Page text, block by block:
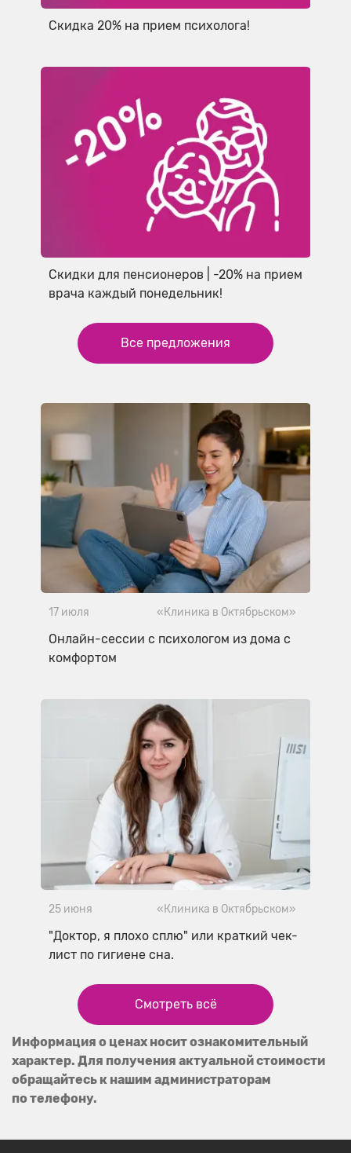
Скидка 20% на прием психолога!
Скидки для пенсионеров | -20% на прием
врача каждый понедельник!
Все предложения
17 июля «Клиника в Октябрьском»
Онлайн-сессии с психологом из дома с
комфортом
25 июня «Клиника в Октябрьском»
"Доктор, я плохо сплю" или краткий чек-
лист по гигиене сна.
Смотреть всё
Информация о ценах носит ознакомительный
характер. Для получения актуальной стоимости
обращайтесь к нашим администраторам
по телефону.